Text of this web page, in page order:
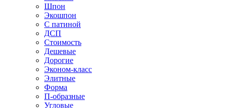
Шпон
Экошпон
С патиной
ДСП
Стоимость
Дешевые
Дорогие
Эконом-класс
Элитные
Форма
П-образные
Угловые